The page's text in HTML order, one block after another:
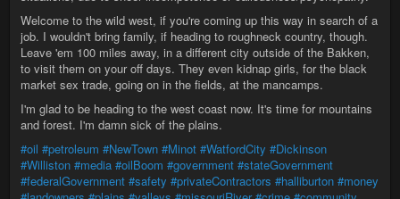
Welcome to the wild west, if you're coming up this way in search of a
job. I wouldn't bring family, if heading to roughneck country, though.
Leave 'em 100 miles away, in a different city outside of the Bakken,
to visit them on your off days. They even kidnap girls, for the black
market sex trade, going on in the fields, at the mancamps.
I'm glad to be heading to the west coast now. It's time for mountains
and forest. I'm damn sick of the plains.
#oil #petroleum #NewTown #Minot #WatfordCity #Dickinson
#Williston #media #oilBoom #government #stateGovernment
#federalGovernment #safety #privateContractors #halliburton #money